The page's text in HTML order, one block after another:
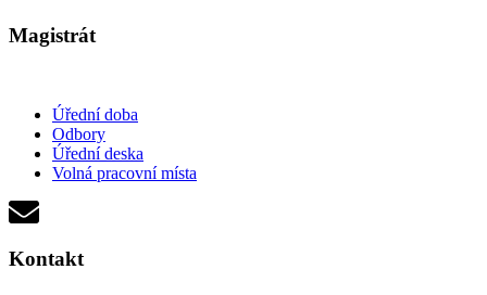
Magistrát
Úřední doba
Odbory
Úřední deska
Volná pracovní místa
Kontakt